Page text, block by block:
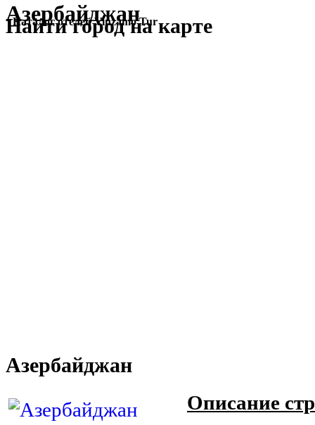
Азербайджан
Каталог отелей Vinzamo Tur
Найти город на карте
Азербайджан
Описание